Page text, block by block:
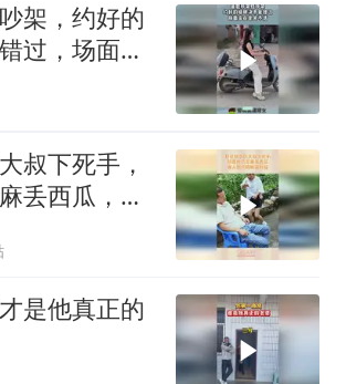
架，约好的
过，场面实
叔下死手，
丢西瓜，做
是他真正的